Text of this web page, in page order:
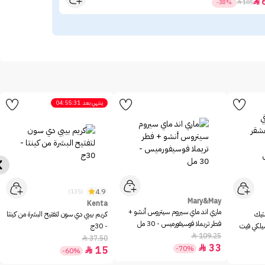
105

-38%
فيت
Mary&May
ماري اند ماي سيروم سيتروس أنشو +
فطر تريملا فوسيفورميس - 30 مل
109.25

33

-70%
ينتهي بعد 04:55:31
4.9
(135)
Kenta
كريم بيبي دي سون لتفتيح البشرة من كينتا
- 30ج
37.50

15

-60%